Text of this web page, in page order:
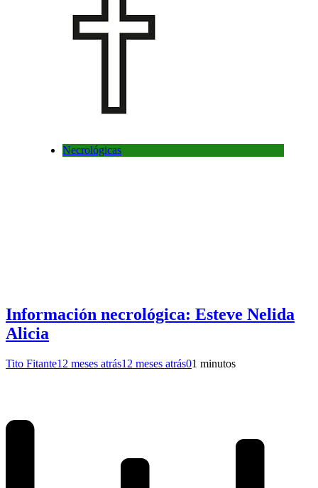
Necrológicas
Información necrológica: Esteve Nelida
Alicia
Tito Fitante12 meses atrás12 meses atrás01 minutos